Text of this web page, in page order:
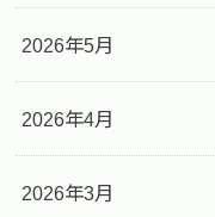
2026年5月
2026年4月
2026年3月